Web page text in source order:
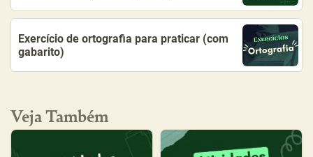
Exercício de ortografia para praticar (com
gabarito)
Veja Também